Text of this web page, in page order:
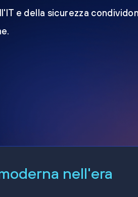
e della sicurezza
nell'era